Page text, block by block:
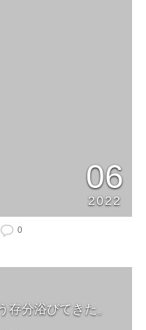
06
2022
0
存分浴びてきた。